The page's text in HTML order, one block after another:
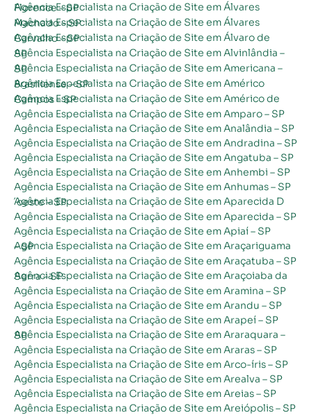
Agência Especialista na Criação de Site em Álvares Florence – SP
Agência Especialista na Criação de Site em Álvares Machado – SP
Agência Especialista na Criação de Site em Álvaro de Carvalho – SP
Agência Especialista na Criação de Site em Alvinlândia – SP
Agência Especialista na Criação de Site em Americana – SP
Agência Especialista na Criação de Site em Américo Brasiliense – SP
Agência Especialista na Criação de Site em Américo de Campos – SP
Agência Especialista na Criação de Site em Amparo – SP
Agência Especialista na Criação de Site em Analândia – SP
Agência Especialista na Criação de Site em Andradina – SP
Agência Especialista na Criação de Site em Angatuba – SP
Agência Especialista na Criação de Site em Anhembi – SP
Agência Especialista na Criação de Site em Anhumas – SP
Agência Especialista na Criação de Site em Aparecida D´oeste – SP
Agência Especialista na Criação de Site em Aparecida – SP
Agência Especialista na Criação de Site em Apiaí – SP
Agência Especialista na Criação de Site em Araçariguama – SP
Agência Especialista na Criação de Site em Araçatuba – SP
Agência Especialista na Criação de Site em Araçoiaba da Serra – SP
Agência Especialista na Criação de Site em Aramina – SP
Agência Especialista na Criação de Site em Arandu – SP
Agência Especialista na Criação de Site em Arapeí – SP
Agência Especialista na Criação de Site em Araraquara – SP
Agência Especialista na Criação de Site em Araras – SP
Agência Especialista na Criação de Site em Arco-íris – SP
Agência Especialista na Criação de Site em Arealva – SP
Agência Especialista na Criação de Site em Areias – SP
Agência Especialista na Criação de Site em Areiópolis – SP